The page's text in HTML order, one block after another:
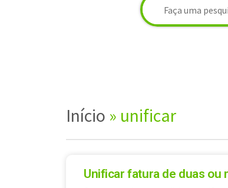
Início » unificar
Unificar fatura de duas ou